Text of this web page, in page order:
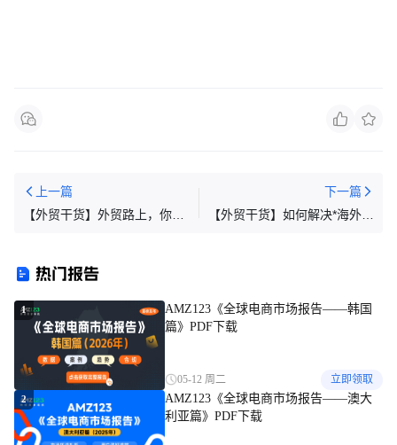
上一篇
【外贸干货】外贸路上，你可
下一篇
【外贸干货】如何解决*海外客
热门报告
1
AMZ123《全球电商市场报告——韩国
篇》PDF下载
05-12 周二 立即领取
2
AMZ123《全球电商市场报告——澳大
利亚篇》PDF下载